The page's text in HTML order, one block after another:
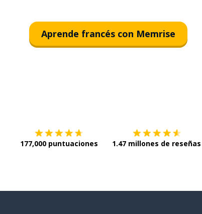
Aprende francés con Memrise
177,000 puntuaciones 1.47 millones de reseñas